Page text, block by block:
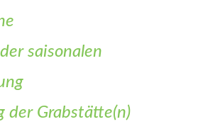
saisonalen
der Grabstätte(n)